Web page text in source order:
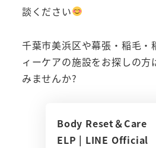
談ください
千葉市美浜区や幕張・稲毛
ィーケアの施設をお探しの方
みませんか?
Body Reset＆Care
ELP | LINE Official